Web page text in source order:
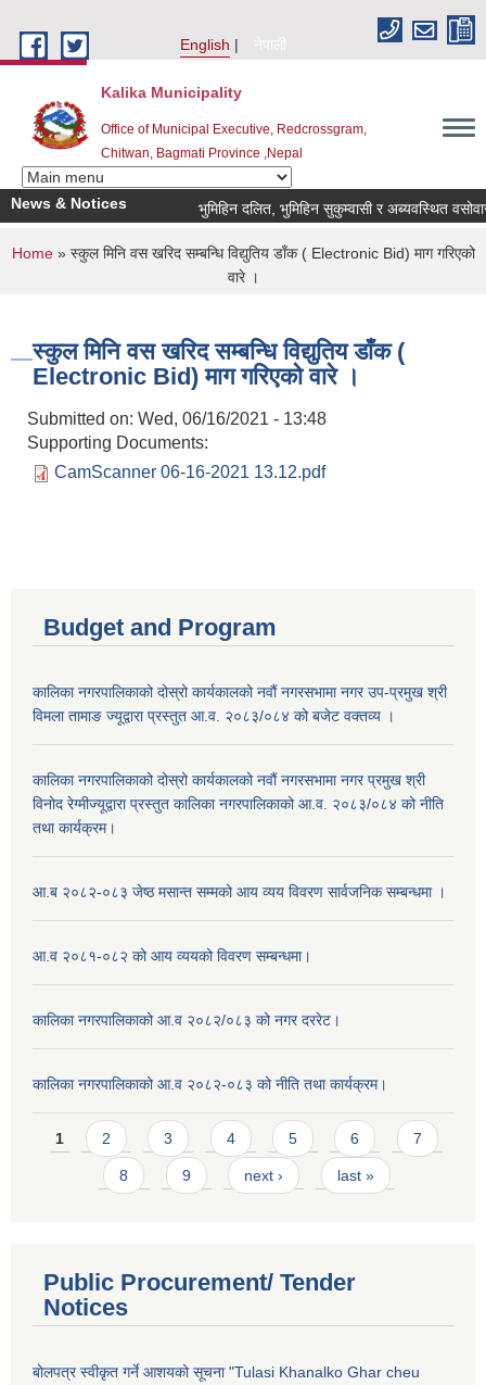
English
नेपाली
Kalika Municipality
Office of Municipal Executive, Redcrossgram,
Chitwan, Bagmati Province ,Nepal
News & Notices भुमिहिन दलित, भुमिहिन सुकुम्वासी र अब्यवस्थित
You are here
Home» स्कुल मिनि वस खरिद सम्बन्धि विद्युतिय डाँक ( Electronic Bid) माग गरिएको
वारे ।
स्कुल मिनि वस खरिद सम्बन्धि विद्युतिय डाँक (
Electronic Bid) माग गरिएको वारे ।
Submitted on: Wed, 06/16/2021 - 13:48
Supporting Documents:
CamScanner 06-16-2021 13.12.pdf
Budget and Program
कालिका नगरपालिकाको दोस्रो कार्यकालको नवौं नगरसभामा नगर उप-प्रमुख श्री
विमला तामाङ ज्यूद्वारा प्रस्तुत आ.व. २०८३/०८४ को बजेट वक्तव्य ।
कालिका नगरपालिकाको दोस्रो कार्यकालको नवौं नगरसभामा नगर प्रमुख श्री
विनोद रेग्मीज्यूद्वारा प्रस्तुत कालिका नगरपालिकाको आ.व. २०८३/०८४ को नीति
तथा कार्यक्रम।
आ.ब २०८२-०८३ जेष्ठ मसान्त सम्मको आय व्यय विवरण सार्वजनिक सम्बन्धमा ।
आ.व २०८१-०८२ को आय व्ययको विवरण सम्बन्धमा।
कालिका नगरपालिकाको आ.व २०८२/०८३ को नगर दररेट।
कालिका नगरपालिकाको आ.व २०८२-०८३ को नीति तथा कार्यक्रम।
Pages
1 2 3 4 5 6 7
8 9 next › last »
Public Procurement/ Tender
Notices
बोलपत्र स्वीकृत गर्ने आशयको सूचना "Tulasi Khanalko Ghar cheu